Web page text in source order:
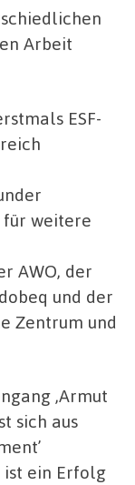
Arbeit
ESF-
weitere
AWO, der
und der
Zentrum und
,Armut
sich aus
ein Erfolg